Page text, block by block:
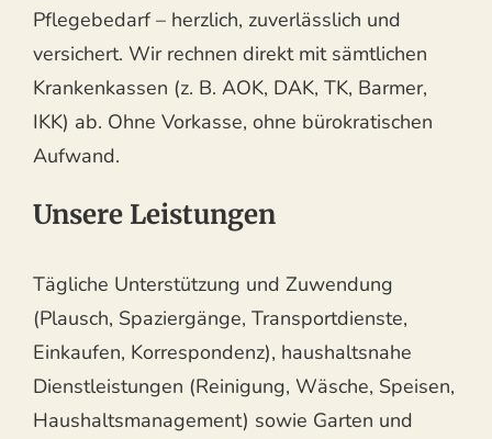
Pflegebedarf – herzlich, zuverlässlich und
versichert. Wir rechnen direkt mit sämtlichen
Krankenkassen (z. B. AOK, DAK, TK, Barmer,
IKK) ab. Ohne Vorkasse, ohne bürokratischen
Aufwand.
Unsere Leistungen
Tägliche Unterstützung und Zuwendung
(Plausch, Spaziergänge, Transportdienste,
Einkaufen, Korrespondenz), haushaltsnahe
Dienstleistungen (Reinigung, Wäsche, Speisen,
Haushaltsmanagement) sowie Garten und